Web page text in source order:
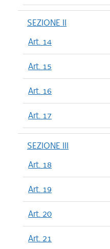
SEZIONE II
Art. 14
Art. 15
Art. 16
Art. 17
SEZIONE III
Art. 18
Art. 19
Art. 20
Art. 21